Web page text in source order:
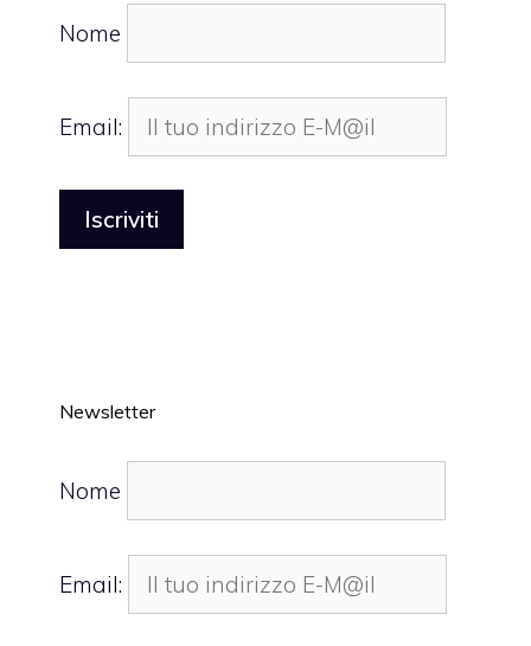
Nome
Email:
Newsletter
Nome
Email: